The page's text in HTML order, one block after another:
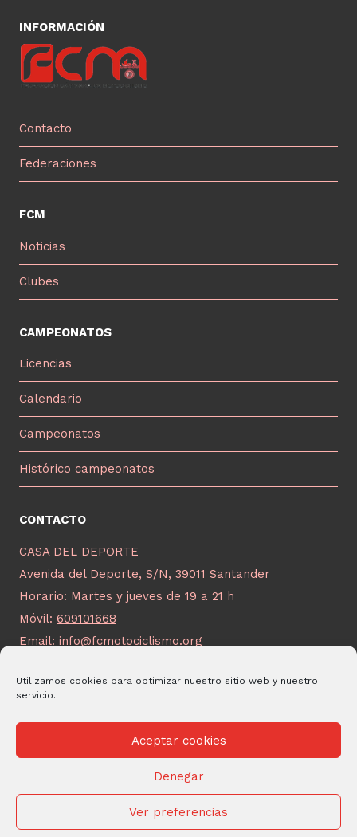
Utilizamos cookies para optimizar nuestro sitio web y nuestro
servicio.
Aceptar cookies
Denegar
Ver preferencias
INFORMACIÓN
Contacto
Federaciones
FCM
Noticias
Clubes
CAMPEONATOS
Licencias
Calendario
Campeonatos
Histórico campeonatos
CONTACTO
CASA DEL DEPORTE
Avenida del Deporte, S/N, 39011 Santander
Horario: Martes y jueves de 19 a 21 h
Móvil: 609101668
Email: info@fcmotociclismo.org
© 2026 FCM Desarrollado porAndrac ComputingyStelis
Protección de Datos Personales|Política de privacidad
de Cookies